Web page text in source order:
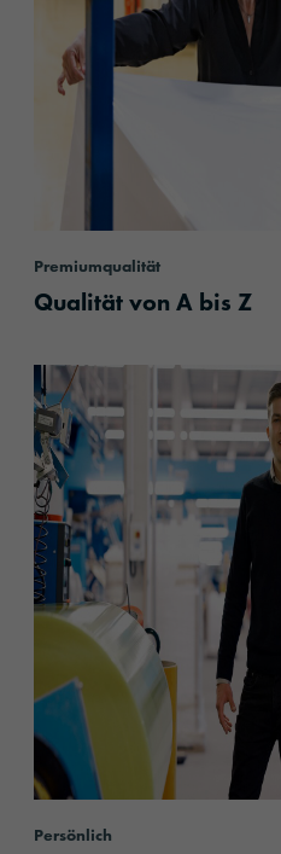
Premiumqualität
Qualität von A bis Z
Persönlich
content.read_more